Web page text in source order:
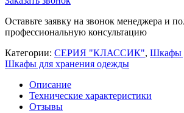
для
одежды
ШО-2
Оставьте заявку на звонок менеджера и
профессиональную консультацию
Категории: СЕРИЯ "КЛАССИК", Шкафы
Шкафы для хранения одежды
Описание
Технические характеристики
Отзывы